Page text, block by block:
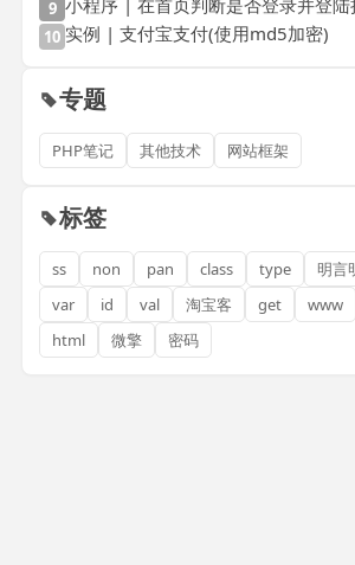
9 小程序 | 在首页判断是否登录并登陆
10 实例 | 支付宝支付(使用md5加密)
专题
PHP笔记 其他技术 网站框架
标签
ss non pan class type 明言
var
id val 淘宝客 get www
html
微擎 密码